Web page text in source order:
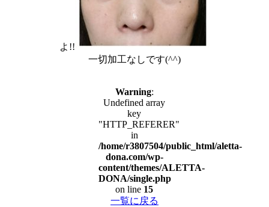
よ!!
一切加工なしです(^^)
Warning:
Undefined array
key
"HTTP_REFERER"
in
/home/r3807504/public_html/aletta-
dona.com/wp-
content/themes/ALETTA-
DONA/single.php
on line 15
一覧に戻る